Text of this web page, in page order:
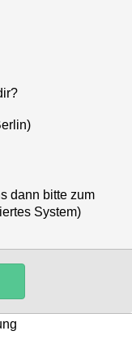
dann bitte zum
System)